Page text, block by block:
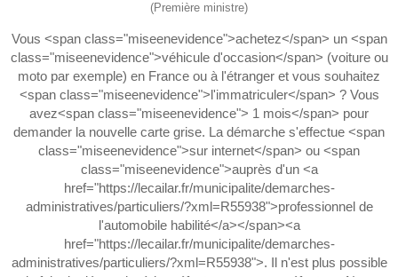
(Première ministre)
Vous <span class="miseenevidence">achetez</span> un <span
class="miseenevidence">véhicule d'occasion</span> (voiture ou
moto par exemple) en France ou à l'étranger et vous souhaitez
<span class="miseenevidence">l'immatriculer</span> ? Vous
avez<span class="miseenevidence"> 1 mois</span> pour
demander la nouvelle carte grise. La démarche s'effectue <span
class="miseenevidence">sur internet</span> ou <span
class="miseenevidence">auprès d'un <a
href="https://lecailar.fr/municipalite/demarches-
administratives/particuliers/?xml=R55938">professionnel de
l'automobile habilité</a></span><a
href="https://lecailar.fr/municipalite/demarches-
administratives/particuliers/?xml=R55938">. Il n'est plus possible